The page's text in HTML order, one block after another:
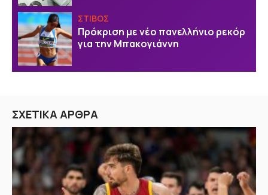
ΣΤΙΒΟΣ
Πρόκριση με νέο πανελλήνιο ρεκόρ
για την Μπακογιάννη
ΣΧΕΤΙΚΑ ΑΡΘΡΑ